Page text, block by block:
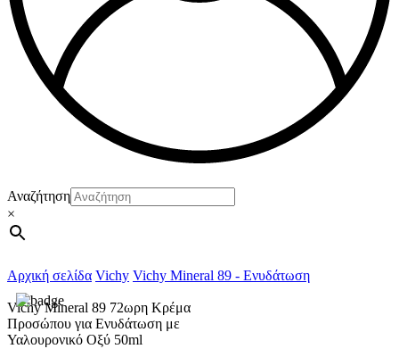
Αναζήτηση
×
Αρχική σελίδα Vichy Vichy Mineral 89 - Ενυδάτωση
Vichy Mineral 89 72ωρη Κρέμα
Προσώπου για Ενυδάτωση με
Υαλουρονικό Οξύ 50ml